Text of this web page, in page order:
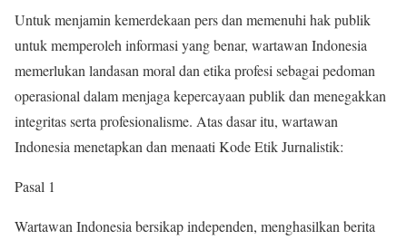
Untuk menjamin kemerdekaan pers dan memenuhi hak publik
untuk memperoleh informasi yang benar, wartawan Indonesia
memerlukan landasan moral dan etika profesi sebagai pedoman
operasional dalam menjaga kepercayaan publik dan menegakkan
integritas serta profesionalisme. Atas dasar itu, wartawan
Indonesia menetapkan dan menaati Kode Etik Jurnalistik:
Pasal 1
Wartawan Indonesia bersikap independen, menghasilkan berita